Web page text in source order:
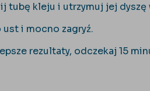
tubę kleju i utrzymuj jej dyszę
ust i mocno zagryź.
rezultaty, odczekaj 15